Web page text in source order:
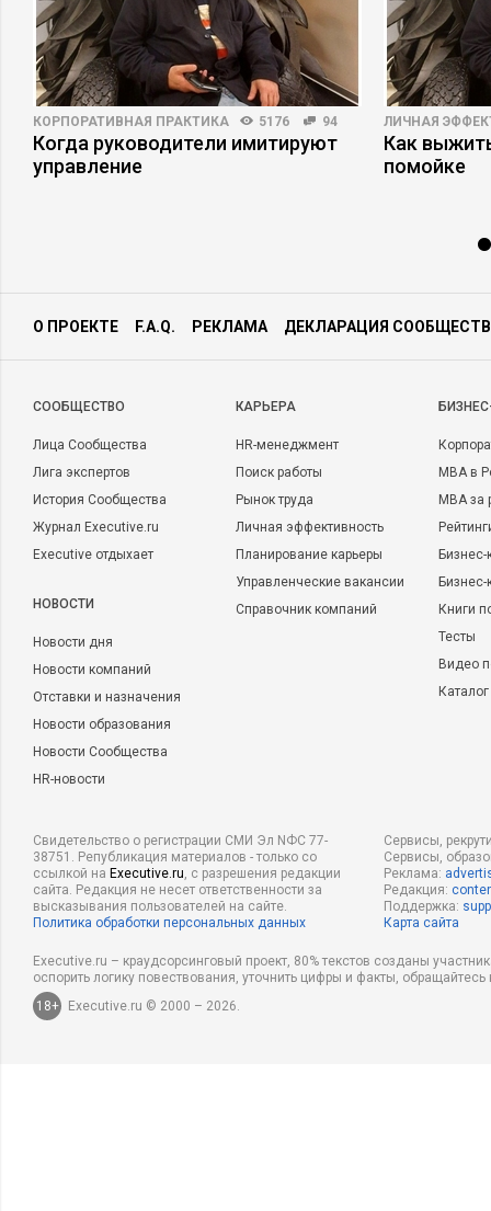
КОРПОРАТИВНАЯ ПРАКТИКА 5176 94
Когда руководители имитируют
управление
ЛИЧНАЯ
Как
помойке
О ПРОЕКТЕ F.A.Q. РЕКЛАМА ДЕКЛАРАЦИЯ
CООБЩЕСТВО
Лица Сообщества
Лига экспертов
История Сообщества
Журнал Executive.ru
Executive отдыхает
НОВОСТИ
Новости дня
Новости компаний
Отставки и назначения
Новости образования
Новости Сообщества
HR-новости
КАРЬЕРА
HR-менеджмент
Поиск работы
Рынок труда
Личная эффективность
Планирование карьеры
Управленческие вакансии
Справочник компаний
MBA в
MBA
Бизнес-
Книги
Тесты
Видео
Свидетельство о регистрации СМИ Эл NФС 77-
38751. Републикация материалов - только со
ссылкой на Executive.ru, с разрешения редакции
сайта. Редакция не несет ответственности за
высказывания пользователей на сайте.
Политика обработки персональных данных
Сервисы,
Сервисы,
Реклама:
Редакция:
Поддержка:
Карта сайта
Executive.ru – краудсорсинговый проект, 80% текстов созданы
оспорить логику повествования, уточнить цифры и факты,
18+
Executive.ru © 2000 – 2026.